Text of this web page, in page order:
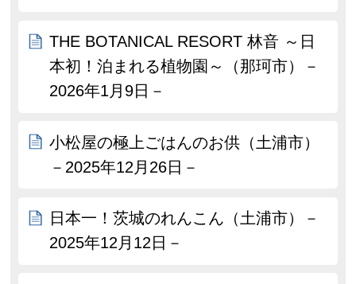
THE BOTANICAL RESORT 林音 ～日
本初！泊まれる植物園～（那珂市）－
2026年1月9日－
小松屋の極上ごはんのお供（土浦市）
－2025年12月26日－
日本一！茨城のれんこん（土浦市）－
2025年12月12日－